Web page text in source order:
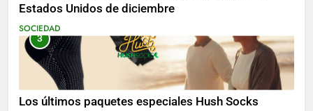
Estados Unidos de diciembre
SOCIEDAD
3
Los últimos paquetes especiales Hush Socks